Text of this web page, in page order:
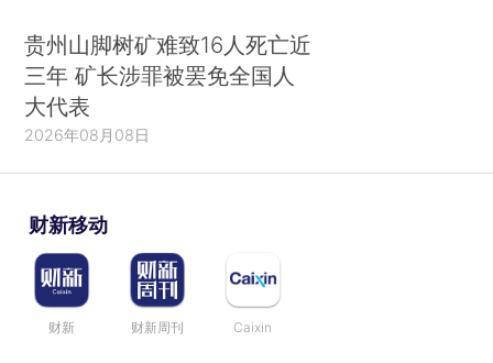
贵州山脚树矿难致16人死亡近
三年 矿长涉罪被罢免全国人
大代表
2026年08月08日
财新移动
财新 财新周刊 Caixin